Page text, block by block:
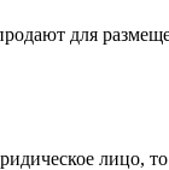
для
лицо, то